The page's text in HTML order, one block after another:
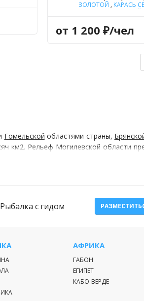
ЗОЛОТОЙ , КАРАСЬ
ЕВРОПЕЙСКИЙ)
от 1 200 ₽/чел
Гомельской областями страны,
км2. Рельеф Могилевской области
распространены невысокие моренные
Рыбалка с гидом
АФРИКА
ГАБОН
ЕГИПЕТ
КАБО-ВЕРДЕ